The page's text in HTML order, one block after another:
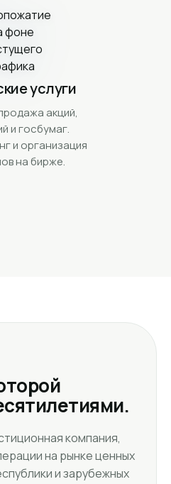
услуги
акций,
и госбумаг.
и организация
на бирже.
компания,
на рынке ценных
и зарубежных